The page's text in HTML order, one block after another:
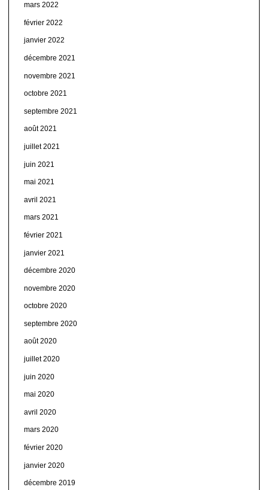
mars 2022
février 2022
janvier 2022
décembre 2021
novembre 2021
octobre 2021
septembre 2021
août 2021
juillet 2021
juin 2021
mai 2021
avril 2021
mars 2021
février 2021
janvier 2021
décembre 2020
novembre 2020
octobre 2020
septembre 2020
août 2020
juillet 2020
juin 2020
mai 2020
avril 2020
mars 2020
février 2020
janvier 2020
décembre 2019